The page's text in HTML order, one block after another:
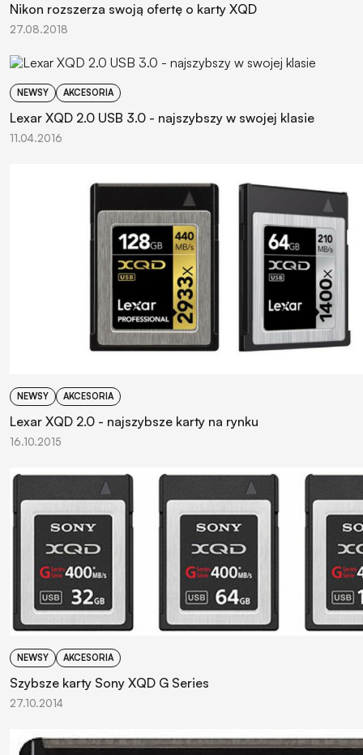
Nikon rozszerza swoją ofertę o karty XQD
27.08.2018
NEWSY AKCESORIA
Lexar XQD 2.0 USB 3.0 - najszybszy w swojej klasie
11.04.2016
NEWSY AKCESORIA
Lexar XQD 2.0 - najszybsze karty na rynku
16.10.2015
NEWSY AKCESORIA
Szybsze karty Sony XQD G Series
27.10.2014